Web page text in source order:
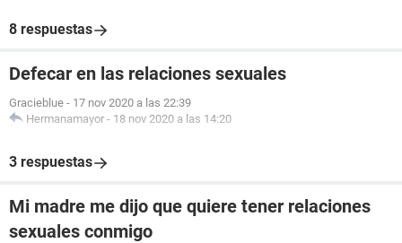
8 respuestas
Defecar en las relaciones sexuales
Gracieblue - 17 nov 2020 a las 22:39
Hermanamayor - 18 nov 2020 a las 14:20
3 respuestas
Mi madre me dijo que quiere tener relaciones
sexuales conmigo